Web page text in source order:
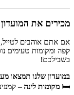
מכירים את
אם אתם אוהבים
קפה ומקומות טעימים
בשבילכם!
במועדון שלנו תמצאו מעל 200 הטבות בכל הארץ,
🛏️ מקומות לינה –